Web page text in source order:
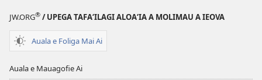
JW.ORG® / UPEGA TAFA‘ILAGI ALOA‘IA A MOLIMAU A IEOVA
Auala e Foliga Mai Ai
Auala e Mauagofie Ai